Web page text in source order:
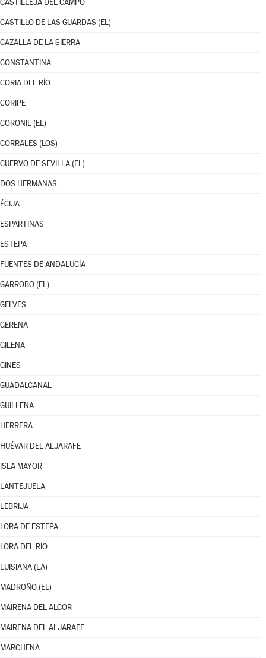
CASTILLEJA DEL CAMPO
CASTILLO DE LAS GUARDAS (EL)
CAZALLA DE LA SIERRA
CONSTANTINA
CORIA DEL RÍO
CORIPE
CORONIL (EL)
CORRALES (LOS)
CUERVO DE SEVILLA (EL)
DOS HERMANAS
ÉCIJA
ESPARTINAS
ESTEPA
FUENTES DE ANDALUCÍA
GARROBO (EL)
GELVES
GERENA
GILENA
GINES
GUADALCANAL
GUILLENA
HERRERA
HUÉVAR DEL ALJARAFE
ISLA MAYOR
LANTEJUELA
LEBRIJA
LORA DE ESTEPA
LORA DEL RÍO
LUISIANA (LA)
MADROÑO (EL)
MAIRENA DEL ALCOR
MAIRENA DEL ALJARAFE
MARCHENA